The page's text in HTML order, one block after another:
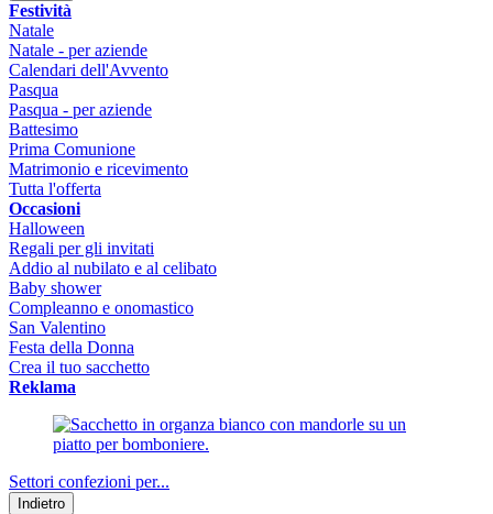
Festività
Natale
Natale - per aziende
Calendari dell'Avvento
Pasqua
Pasqua - per aziende
Battesimo
Prima Comunione
Matrimonio e ricevimento
Tutta l'offerta
Occasioni
Halloween
Regali per gli invitati
Addio al nubilato e al celibato
Baby shower
Compleanno e onomastico
San Valentino
Festa della Donna
Crea il tuo sacchetto
Reklama
Settori confezioni per...
Indietro